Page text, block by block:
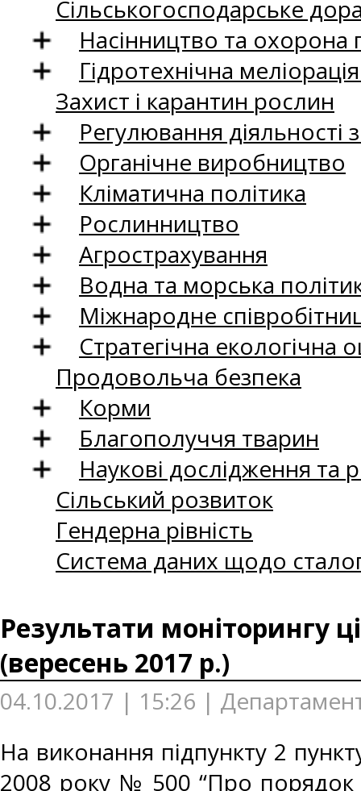
Сільськогосподарське
Насінництво та
Гідротехнічна
Захист і карантин рослин
Регулювання
Органічне виробництво
Кліматична політика
Рослинництво
Агрострахування
Водна та морська
Міжнародне
Стратегічна екологічна
Продовольча безпека
Корми
Благополуччя тварин
Наукові дослідження та
Сільський розвиток
Гендерна рівність
Система даних щодо
Результати моніторингу
(вересень 2017 р.)
04.10.2017 | 15:26 |
На виконання підпункту 2
2008 року № 500 “Про порядок